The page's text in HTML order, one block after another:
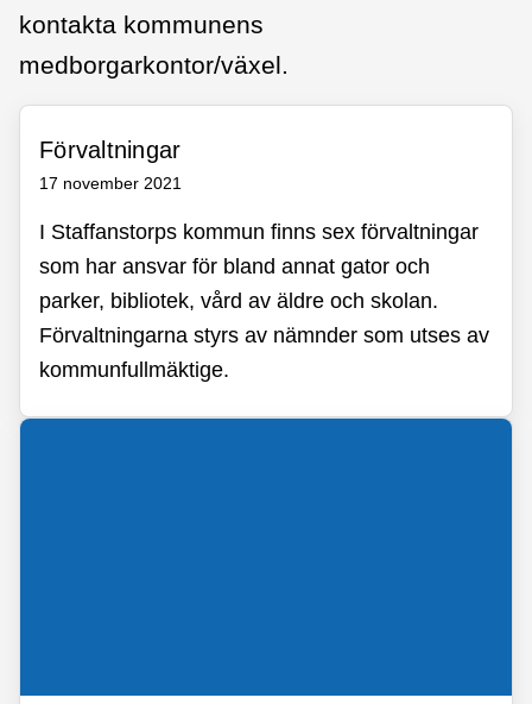
kontakta kommunens
medborgarkontor/växel.
Förvaltningar
17 november 2021
I Staffanstorps kommun finns sex förvaltningar
som har ansvar för bland annat gator och
parker, bibliotek, vård av äldre och skolan.
Förvaltningarna styrs av nämnder som utses av
kommunfullmäktige.